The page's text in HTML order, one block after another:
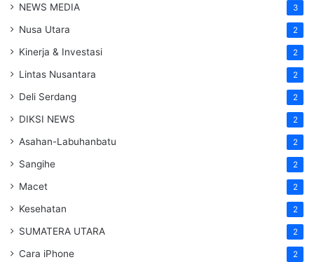
NEWS MEDIA 3
Nusa Utara 2
Kinerja & Investasi 2
Lintas Nusantara 2
Deli Serdang 2
DIKSI NEWS 2
Asahan-Labuhanbatu 2
Sangihe 2
Macet 2
Kesehatan 2
SUMATERA UTARA 2
Cara iPhone 2